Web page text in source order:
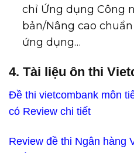
chỉ Ứng dụng Công
bản/Nâng cao
ứng dụng…
4. Tài liệu ôn thi
Đề thi vietcombank môn
có Review chi tiết
Review đề thi Ngân hàng